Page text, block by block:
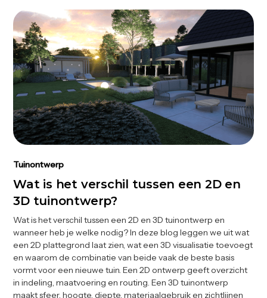
Tuinontwerp
Wat is het verschil tussen een 2D en
3D tuinontwerp?
Wat is het verschil tussen een 2D en 3D tuinontwerp en
wanneer heb je welke nodig? In deze blog leggen we uit wat
een 2D plattegrond laat zien, wat een 3D visualisatie toevoegt
en waarom de combinatie van beide vaak de beste basis
vormt voor een nieuwe tuin. Een 2D ontwerp geeft overzicht
in indeling, maatvoering en routing. Een 3D tuinontwerp
maakt sfeer, hoogte, diepte, materiaalgebruik en zichtlijnen